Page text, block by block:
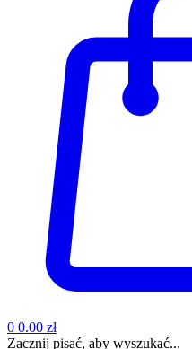
0 0.00 zł
Zacznij pisać, aby wyszukać...